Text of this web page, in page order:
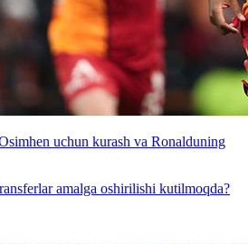
uchun kurash va Ronalduning
amalga oshirilishi kutilmoqda?